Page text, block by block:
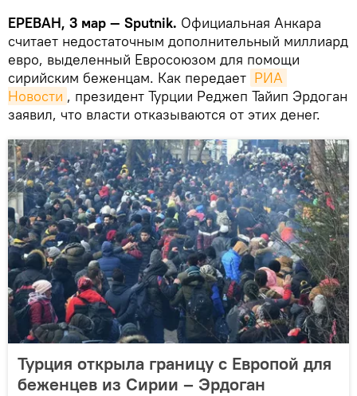
ЕРЕВАН, 3 мар — Sputnik. Официальная Анкара
считает недостаточным дополнительный миллиард
евро, выделенный Евросоюзом для помощи
сирийским беженцам. Как передает РИА
Новости , президент Турции Реджеп Тайип Эрдоган
заявил, что власти отказываются от этих денег.
Турция открыла границу с Европой для
беженцев из Сирии – Эрдоган